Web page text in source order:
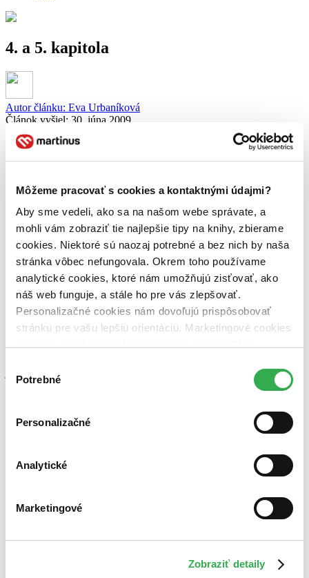
Môžeme pracovať s cookies a kontaktnými údajmi?
Aby sme vedeli, ako sa na našom webe správate, a
mohli vám zobraziť tie najlepšie tipy na knihy, zbierame
cookies. Niektoré sú naozaj potrebné a bez nich by naša
stránka vôbec nefungovala. Okrem toho používame
analytické cookies, ktoré nám umožňujú zisťovať, ako
náš web funguje, a stále ho pre vás zlepšovať.
Personalizačné cookies nám dovoľujú prispôsobovať
stránku pre vašu lepšiu orientáciu. Marketingové cookies
nám pomohlo, keby sme mohli používať všetky tieto
súhlasu
Potrebné
Personalizačné
Analytické
Marketingové
Zobraziť detaily
4. a 5. kapitola
Autor článku: Eva Urbaníková
Článok vyšiel: 30. júna 2009
Zdieľať článok:
Dali ste mi zabrať v posledných dvoch pokračovaniach, rozpísali ste
Štvrtá kapitola bola mimoriadne silná, pri tejto piatej ste trochu
povolili tempo, ale vôbec to neprekáža, naopak, treba sa nadýchnuť
a ísť ďalej.
Chcela by som napísať Hellene a Kristíne Tóthovej, že sú vždy vo
finále. Píšete skvelo baby, pokračujte, prosím, ďalej.
Marci V.K, Peter Šišovský, Martin S. Rončák, J.Ozi, Eva Relevante
– rada Vás čítam, máte svojský a dobrý štýl, budem rada, ak sa
zapojíte aj v ďalších kapitolách.
Viem, že písanie pokračovania je čoraz náročnejšie, treba mať na
je to dobrodružnejšie.. Uvidíme, ako to pohnete ďalej 🙂 Teším sa
na ďalšie čítanie, Evita
O autorovi
ďalšie články autora